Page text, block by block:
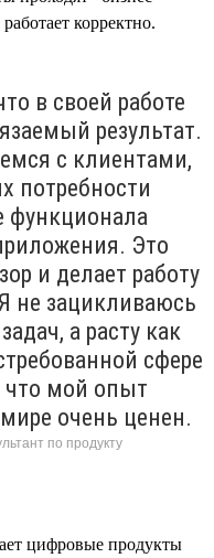
корректно.
в своей работе
результат.
с клиентами,
потребности
функционала
Это
и делает работу
не зацикливаюсь
а расту как
сфере
мой опыт
очень ценен.
по продукту